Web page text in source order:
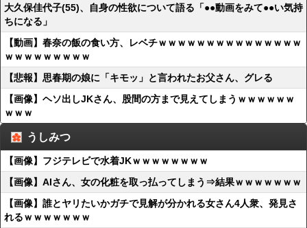
大久保佳代子(55)、自身の性欲について語る「●●動画をみて●●い気持
ちになる」
【動画】春奈の飯の食い方、レベチｗｗｗｗｗｗｗｗｗｗｗｗｗｗｗ
ｗｗｗｗｗｗｗｗｗ
【悲報】思春期の娘に「キモッ」と言われたお父さん、グレる
【画像】ヘソ出しJKさん、股間の方まで見えてしまうｗｗｗｗｗｗ
ｗｗｗ
うしみつ
【画像】フジテレビで水着JKｗｗｗｗｗｗｗｗ
【画像】AIさん、女の化粧を取っ払ってしまう⇒結果ｗｗｗｗｗｗｗ
【画像】誰とヤリたいかガチで見解が分かれる女さん4人衆、発見さ
れるｗｗｗｗｗｗｗ